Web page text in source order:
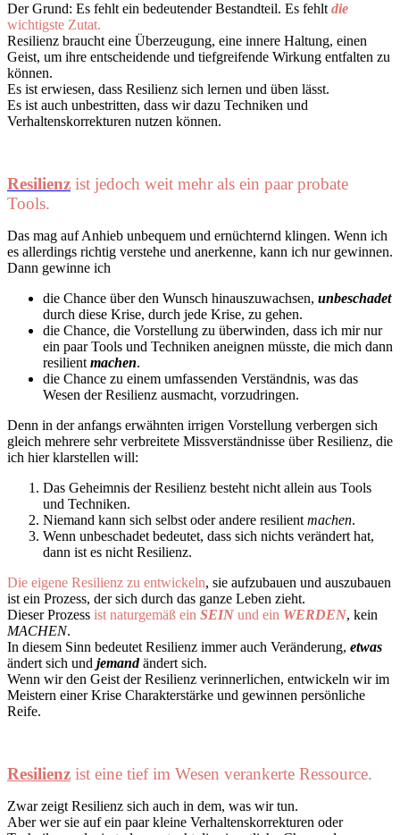
Der Grund: Es fehlt ein bedeutender Bestandteil. Es fehlt die
wichtigste Zutat.
Resilienz braucht eine Überzeugung, eine innere Haltung, einen
Geist, um ihre entscheidende und tiefgreifende Wirkung entfalten zu
können.
Es ist erwiesen, dass Resilienz sich lernen und üben lässt.
Es ist auch unbestritten, dass wir dazu Techniken und
Verhaltenskorrekturen nutzen können.
Resilienz ist jedoch weit mehr als ein paar probate
Tools.
Das mag auf Anhieb unbequem und ernüchternd klingen. Wenn ich
es allerdings richtig verstehe und anerkenne, kann ich nur gewinnen.
Dann gewinne ich
die Chance über den Wunsch hinauszuwachsen, unbeschadet
durch diese Krise, durch jede Krise, zu gehen.
die Chance, die Vorstellung zu überwinden, dass ich mir nur
ein paar Tools und Techniken aneignen müsste, die mich dann
resilient machen.
die Chance zu einem umfassenden Verständnis, was das
Wesen der Resilienz ausmacht, vorzudringen.
Denn in der anfangs erwähnten irrigen Vorstellung verbergen sich
gleich mehrere sehr verbreitete Missverständnisse über Resilienz, die
ich hier klarstellen will:
Das Geheimnis der Resilienz besteht nicht allein aus Tools
und Techniken.
Niemand kann sich selbst oder andere resilient machen.
Wenn unbeschadet bedeutet, dass sich nichts verändert hat,
dann ist es nicht Resilienz.
Die eigene Resilienz zu entwickeln, sie aufzubauen und auszubauen
ist ein Prozess, der sich durch das ganze Leben zieht.
Dieser Prozess ist naturgemäß ein SEIN und ein WERDEN, kein
MACHEN.
In diesem Sinn bedeutet Resilienz immer auch Veränderung, etwas
ändert sich und jemandändert sich.
Wenn wir den Geist der Resilienz verinnerlichen, entwickeln wir im
Meistern einer Krise Charakterstärke und gewinnen persönliche
Reife.
Resilienz ist eine tief im Wesen verankerte Ressource.
Zwar zeigt Resilienz sich auch in dem, was wir tun.
Aber wer sie auf ein paar kleine Verhaltenskorrekturen oder